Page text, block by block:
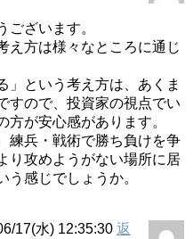
ございます。
え方は様々なところに通じ
」という考え方は、あくま
すので、投資家の視点でい
方が安心感があります。
練兵・戦術で勝ち負けを争
り攻めようがない場所に居
う感じでしょうか。
17(水) 12:35:30 返